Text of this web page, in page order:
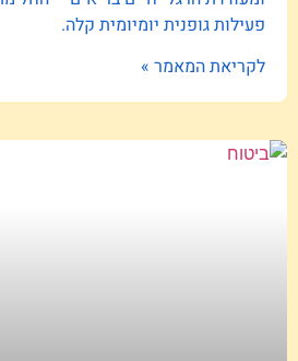
פעילות גופנית יומיומית קלה.
לקריאת המאמר »